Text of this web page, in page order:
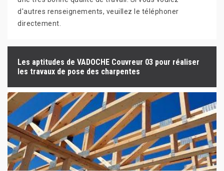
d'autres renseignements, veuillez le téléphoner
directement.
Les aptitudes de VADOCHE Couvreur 03 pour réaliser
les travaux de pose des charpentes